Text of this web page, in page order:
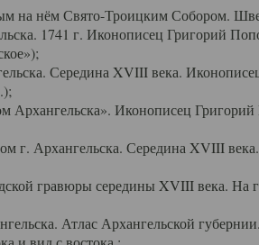
на нём Свято-Троицким Собором.
1741 г. Иконописец Григорий
Середина XVIII века.
Иконописец Григорий
г. Архангельска. Середина XVIII
гравюры середины XVIII века. На
Атлас Архангельской